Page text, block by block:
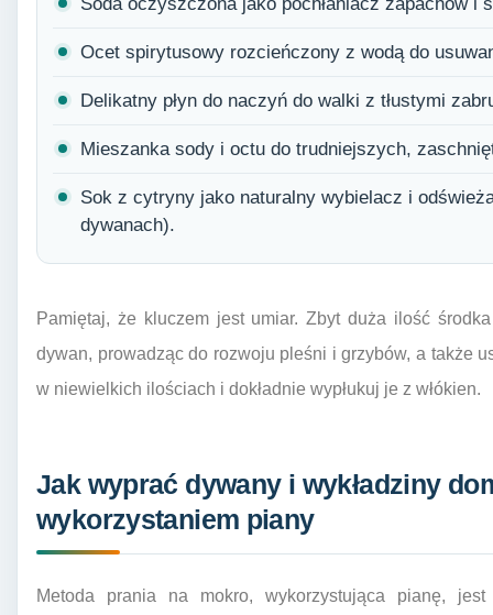
Soda oczyszczona jako pochłaniacz zapachów i
Ocet spirytusowy rozcieńczony z wodą do
Delikatny płyn do naczyń do walki z tłustymi
Mieszanka sody i octu do trudniejszych,
Sok z cytryny jako naturalny wybielacz i
dywanach).
Pamiętaj, że kluczem jest umiar. Zbyt duża ilość
dywan, prowadząc do rozwoju pleśni i grzybów, a także
w niewielkich ilościach i dokładnie wypłukuj je z włókien.
Jak wyprać dywany i wykładziny
wykorzystaniem piany
Metoda prania na mokro, wykorzystująca pianę,